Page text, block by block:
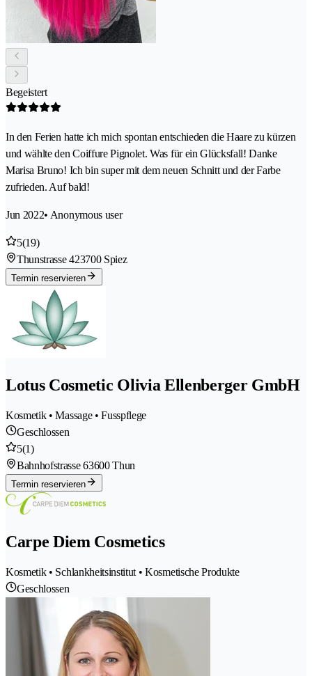
Begeistert
In den Ferien hatte ich mich spontan entschieden die Haare zu kürzen
und wählte den Coiffure Pignolet. Was für ein Glücksfall! Danke
Marisa Bruno! Ich bin super mit dem neuen Schnitt und der Farbe
zufrieden. Auf bald!
Jun 2022• Anonymous user
5(19)
Thunstrasse 423700 Spiez
Termin reservieren
Lotus Cosmetic Olivia Ellenberger GmbH
Kosmetik • Massage • Fusspflege
Geschlossen
5(1)
Bahnhofstrasse 63600 Thun
Termin reservieren
Carpe Diem Cosmetics
Kosmetik • Schlankheitsinstitut • Kosmetische Produkte
Geschlossen